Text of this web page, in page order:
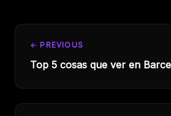
← PREVIOUS
Top 5 cosas que ver en